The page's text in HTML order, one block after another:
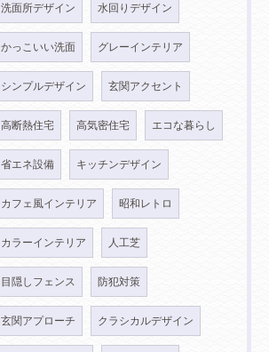
洗面所デザイン 水回りデザイン
かっこいい洗面 グレーインテリア
シンプルデザイン 玄関アクセント
高断熱住宅 高気密住宅 エコな暮らし
省エネ設備 キッチンデザイン
カフェ風インテリア 昭和レトロ
カラーインテリア 人工芝
目隠しフェンス 防犯対策
玄関アプローチ クラシカルデザイン